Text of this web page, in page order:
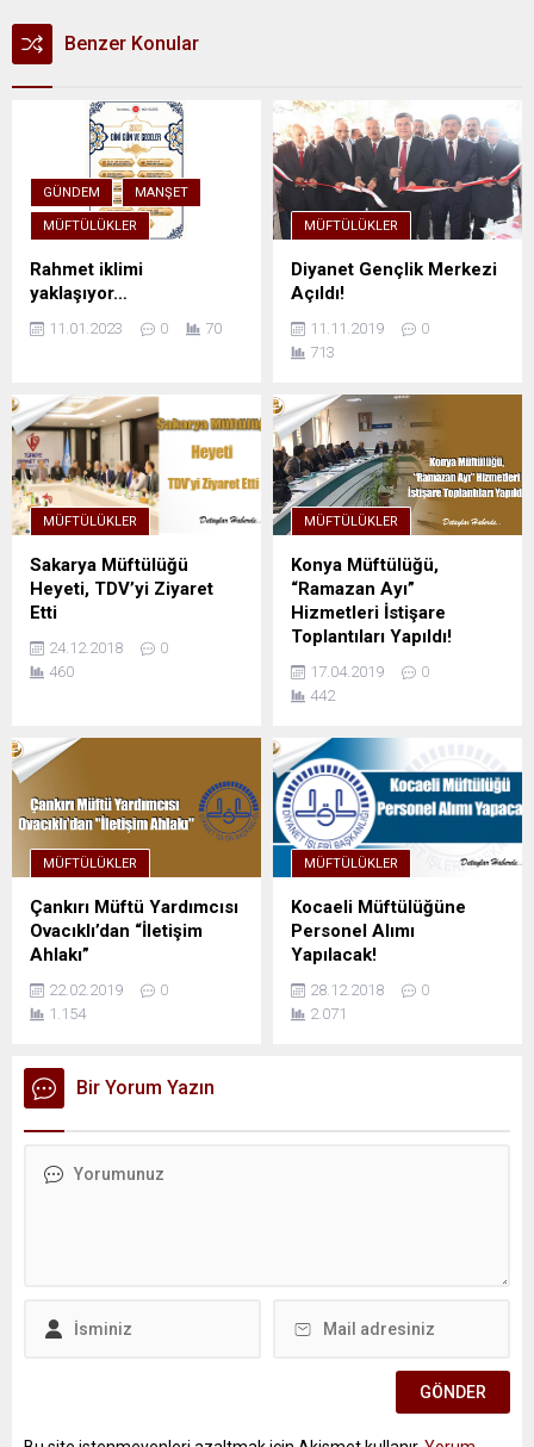
Benzer Konular
GÜNDEM MANŞET
MÜFTÜLÜKLER
Rahmet iklimi
yaklaşıyor…
11.01.2023 0 70
MÜFTÜLÜKLER
Diyanet Gençlik Merkezi
Açıldı!
11.11.2019
0
713
MÜFTÜLÜKLER
Sakarya Müftülüğü
Heyeti, TDV’yi Ziyaret
Etti
24.12.2018
0
460
MÜFTÜLÜKLER
Konya Müftülüğü,
“Ramazan Ayı”
Hizmetleri İstişare
Toplantıları Yapıldı!
17.04.2019
0
442
MÜFTÜLÜKLER
Çankırı Müftü Yardımcısı
Ovacıklı’dan “İletişim
Ahlakı”
22.02.2019
0
1.154
MÜFTÜLÜKLER
Kocaeli Müftülüğüne
Personel Alımı
Yapılacak!
28.12.2018
0
2.071
Bir Yorum Yazın